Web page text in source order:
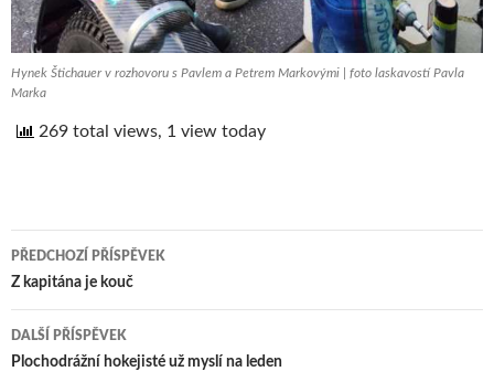
Hynek Štichauer v rozhovoru s Pavlem a Petrem Markovými | foto laskavostí Pavla
Marka
269 total views, 1 view today
Navigace
pro
příspěvek
PŘEDCHOZÍ PŘÍSPĚVEK
Z kapitána je kouč
DALŠÍ PŘÍSPĚVEK
Plochodrážní hokejisté už myslí na leden